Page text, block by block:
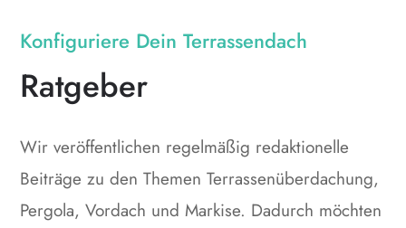
Konfiguriere Dein Terrassendach
Ratgeber
Wir veröffentlichen regelmäßig redaktionelle
Beiträge zu den Themen Terrassenüberdachung,
Pergola, Vordach und Markise. Dadurch möchten